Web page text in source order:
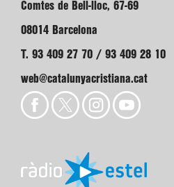
Comtes de Bell-lloc, 67-69
08014 Barcelona
T. 93 409 27 70 / 93 409 28 10
web@catalunyacristiana.cat